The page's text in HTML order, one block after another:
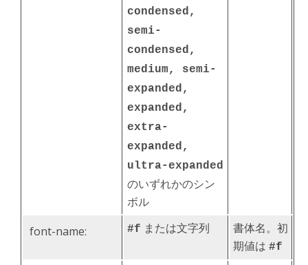
condensed,
semi-
condensed,
medium, semi-
expanded,
expanded,
extra-
expanded,
ultra-expanded
のいずれかのシン
ボル
font-name: #f または文字列
書体名。初
期値は #f